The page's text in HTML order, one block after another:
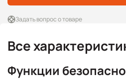
Задать вопрос о товаре
Все
Функции